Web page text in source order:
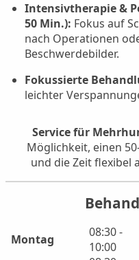
Intensivtherapie &
50 Min.): Fokus auf
nach Operationen
Beschwerdebilder.
Fokussierte
leichter
Service für
Möglichkeit, einen
und die Zeit flexibel
Montag
08:30 -
10:00